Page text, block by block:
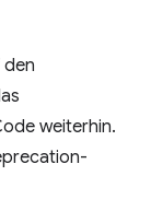
den
weiterhin.